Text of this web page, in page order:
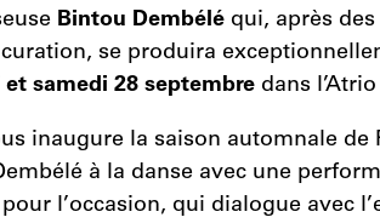
Bintou Dembéléqui, après des
se produira
et samedi 28 septembre dans
inaugure la saison automnale de
à la danse avec une
l’occasion, qui dialogue avec